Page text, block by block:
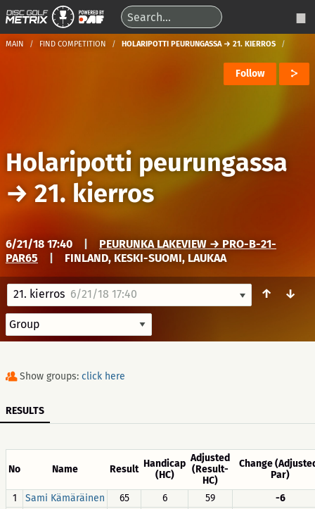
MAIN FIND COMPETITION HOLARIPOTTI PEURUNGASSA → 21. KIERROS
Follow
Holaripotti peurungassa
→ 21. kierros
6/21/18 17:40
PEURUNKA LAKEVIEW → PRO-B-21-
PAR65
FINLAND, KESKI-SUOMI, LAUKAA
21. kierros 6/21/18 17:40 ↑ ↓
Show groups: click here
RESULTS
No Name Result Handicap
(HC)
Adjusted
(Result-
HC)
Change
Par)
1
Sami Kämäräinen 65 6 59
-6